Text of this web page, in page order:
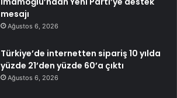
mesajı
Ağustos 6, 2026
Türkiye’de internetten sipariş 10 yılda
yüzde 21’den yüzde 60’a çıktı
Ağustos 6, 2026